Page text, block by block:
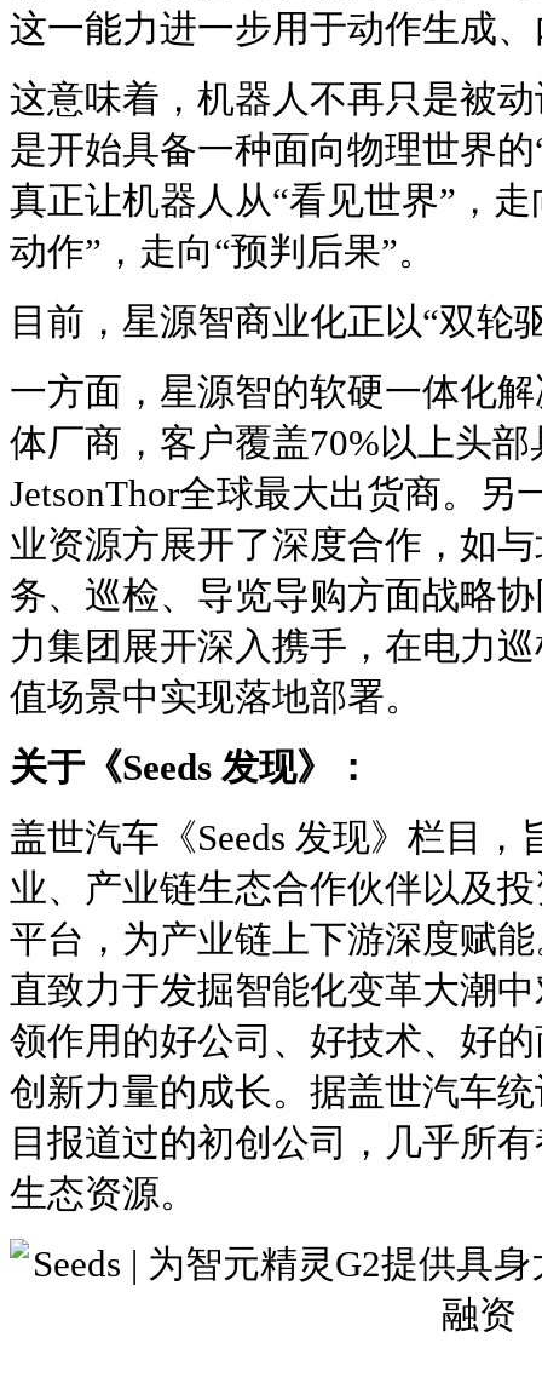
这一能力进一步用于动作生成
这意味着，机器人不再只是被
是开始具备一种面向物理世界
真正让机器人从“看见世界”，
动作”，走向“预判后果”。
目前，星源智商业化正以“双轮
一方面，星源智的软硬一体化
体厂商，客户覆盖70%以上头
JetsonThor全球最大出货商。另
业资源方展开了深度合作，如
务、巡检、导览导购方面战略
力集团展开深入携手，在电力
值场景中实现落地部署。
关于《Seeds 发现》：
盖世汽车《Seeds 发现》栏目
业、产业链生态合作伙伴以及
平台，为产业链上下游深度赋
直致力于发掘智能化变革大潮
领作用的好公司、好技术、好
创新力量的成长。据盖世汽车统
目报道过的初创公司，几乎所
生态资源。